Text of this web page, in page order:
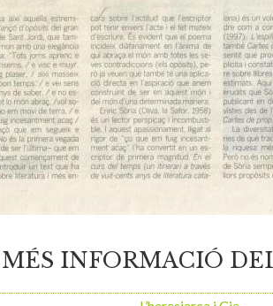
MÉS INFORMACIÓ